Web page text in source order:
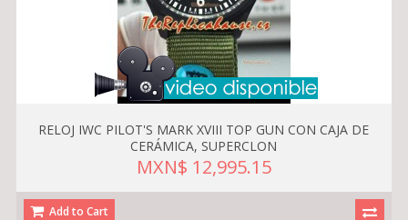
RELOJ IWC PILOT'S MARK XVIII TOP GUN CON CAJA DE
CERÁMICA, SUPERCLON
MXN$ 12,995.15
Add to Cart